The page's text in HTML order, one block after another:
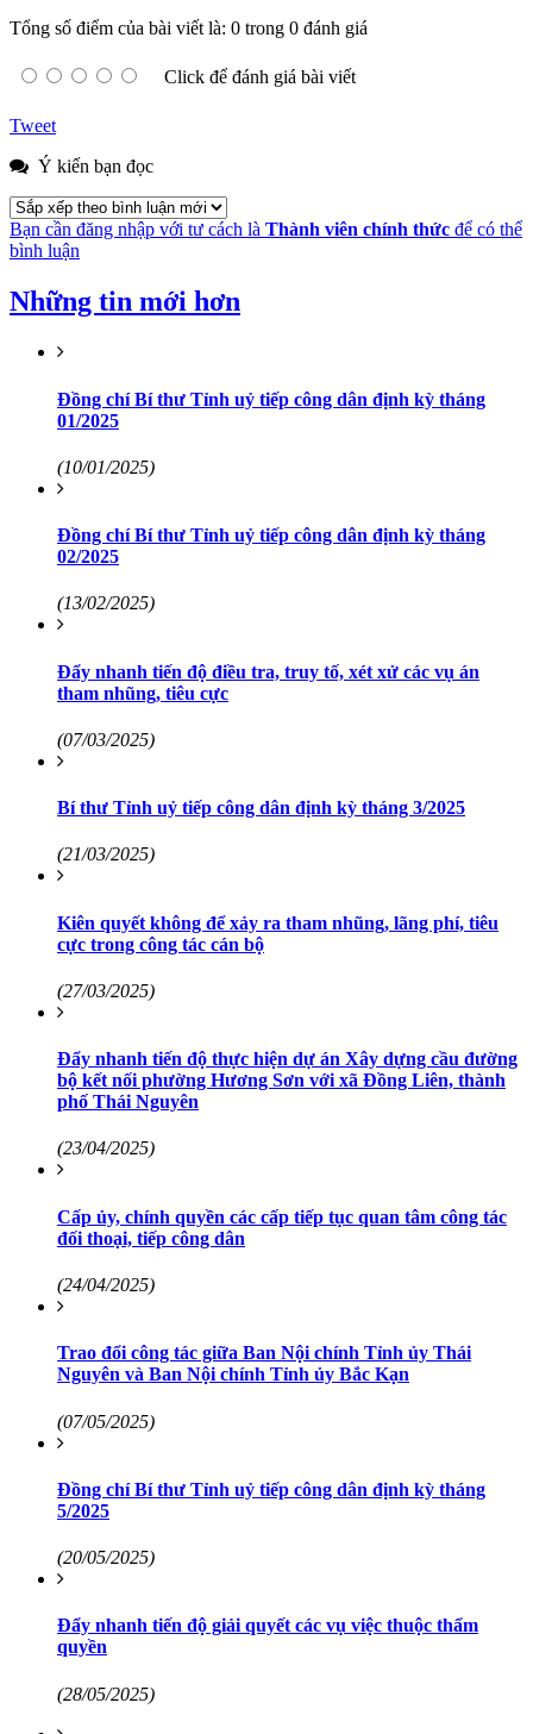
Tổng số điểm của bài viết là: 0 trong 0 đánh giá
Click để đánh giá bài viết
Tweet
Ý kiến bạn đọc
Bạn cần đăng nhập với tư cách là Thành viên chính thức để có thể
bình luận
Những tin mới hơn
Đồng chí Bí thư Tỉnh uỷ tiếp công dân định kỳ tháng
01/2025
(10/01/2025)
Đồng chí Bí thư Tỉnh uỷ tiếp công dân định kỳ tháng
02/2025
(13/02/2025)
Đẩy nhanh tiến độ điều tra, truy tố, xét xử các vụ án
tham nhũng, tiêu cực
(07/03/2025)
Bí thư Tỉnh uỷ tiếp công dân định kỳ tháng 3/2025
(21/03/2025)
Kiên quyết không để xảy ra tham nhũng, lãng phí, tiêu
cực trong công tác cán bộ
(27/03/2025)
Đẩy nhanh tiến độ thực hiện dự án Xây dựng cầu đường
bộ kết nối phường Hương Sơn với xã Đồng Liên, thành
phố Thái Nguyên
(23/04/2025)
Cấp ủy, chính quyền các cấp tiếp tục quan tâm công tác
đối thoại, tiếp công dân
(24/04/2025)
Trao đổi công tác giữa Ban Nội chính Tỉnh ủy Thái
Nguyên và Ban Nội chính Tỉnh ủy Bắc Kạn
(07/05/2025)
Đồng chí Bí thư Tỉnh uỷ tiếp công dân định kỳ tháng
5/2025
(20/05/2025)
Đẩy nhanh tiến độ giải quyết các vụ việc thuộc thẩm
quyền
(28/05/2025)